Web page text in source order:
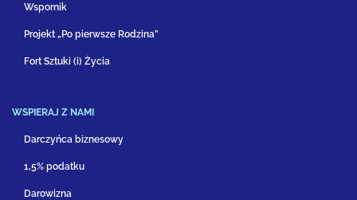
Wspornik
Projekt „Po pierwsze Rodzina”
Fort Sztuki (i) Życia
WSPIERAJ Z NAMI
Darczyńca biznesowy
1,5% podatku
Darowizna